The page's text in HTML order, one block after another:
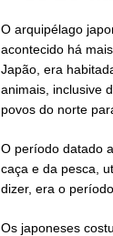
O arquipélago
acontecido há
Japão, era
animais, inclusive
povos do norte
O período datado
caça e da pesca,
dizer, era o
Os japoneses